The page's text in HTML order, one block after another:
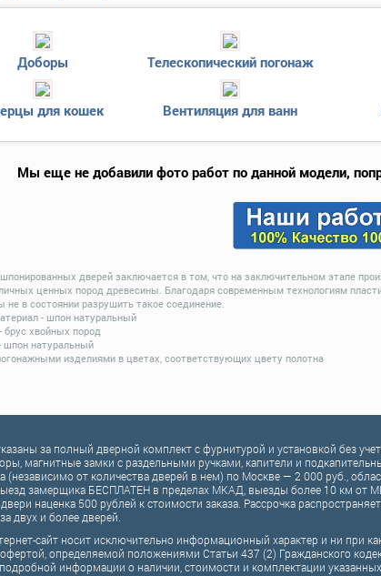
Доборы Телескопический погонаж
для кошек Вентиляция для ванн
Мы еще не добавили фото работ по данной модели,
шпонированных дверей заключается в том, что на заключительном этапе
ценных пород древесины. Благодаря современным технологиям
не в состоянии разрушить такое соединение.
- шпон натуральный
брус хвойных пород
шпон натуральный
изделиями в цветах, соответствующих цвету полотна
за полный дверной комплект c фурнитурой и установкой без
магнитные замки с раздельными ручками, капители и
(независимо от количества дверей в нем) по Москве — 2 000 руб.,
замерщика БЕСПЛАТЕН в пределах МКАД, выезды более 10 км от
наценка 500 рублей к стоимости заказа. Рассрочка
двух и более дверей.
сайт носит исключительно информационный характер и ни при
определяемой положениями Статьи 437 (2) Гражданского
информации о наличии, стоимости и комплектации